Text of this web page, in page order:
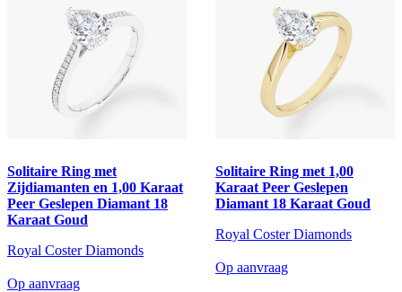
Solitaire Ring met
Zijdiamanten en 1,00 Karaat
Peer Geslepen Diamant 18
Karaat Goud
Royal Coster Diamonds
Op aanvraag
Solitaire Ring met 1,00
Karaat Peer Geslepen
Diamant 18 Karaat Goud
Royal Coster Diamonds
Op aanvraag